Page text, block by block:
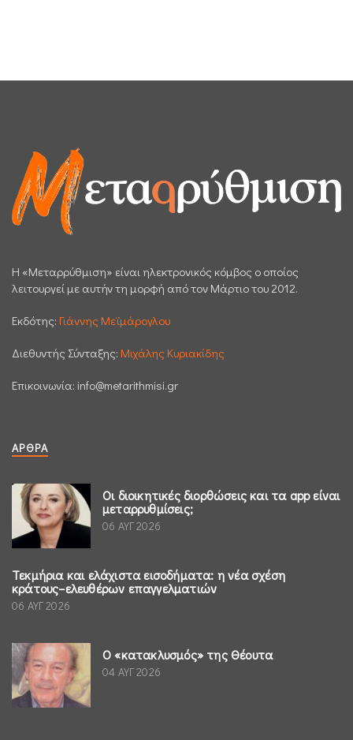
H «Μεταρρύθμιση» είναι ηλεκτρονικός κόμβος ο οποίος
λειτουργεί με αυτήν τη μορφή από τον Μάρτιο του 2012.
Εκδότης: Γιάννης Μεϊμάρογλου
Διεθυντής Σύνταξης: Μιχάλης Κυριακίδης
Επικοινωνία: info@metarithmisi.gr
ΆΡΘΡΑ
Οι διοικητικές διορθώσεις και τα app είναι
μεταρρυθμίσεις;
06 ΑΥΓ 2026
Τεκμήρια και ελάχιστα εισοδήματα: η νέα σχέση
κράτους–ελευθέρων επαγγελματιών
06 ΑΥΓ 2026
Ο «κατακλυσμός» της Θέουτα
04 ΑΥΓ 2026